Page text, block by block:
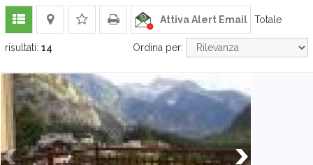
Attiva Alert Email Totale
risultati: 14 Ordina per: